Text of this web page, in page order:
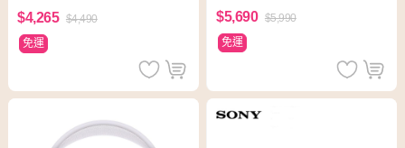
$4,265 $4,490
免運
$5,690 $5,990
免運